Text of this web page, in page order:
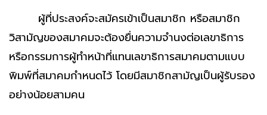
ผู้ที่ประสงค์จะสมัครเข้าเป็นสมาชิก หรือสมาชิก
วิสามัญของสมาคมจะต้องยื่นความจำนงต่อเลขาธิการ
หรือกรรมการผู้ทำหน้าที่แทนเลขาธิการสมาคมตามแบบ
พิมพ์ที่สมาคมกำหนดไว้ โดยมีสมาชิกสามัญเป็นผู้รับรอง
อย่างน้อยสามคน